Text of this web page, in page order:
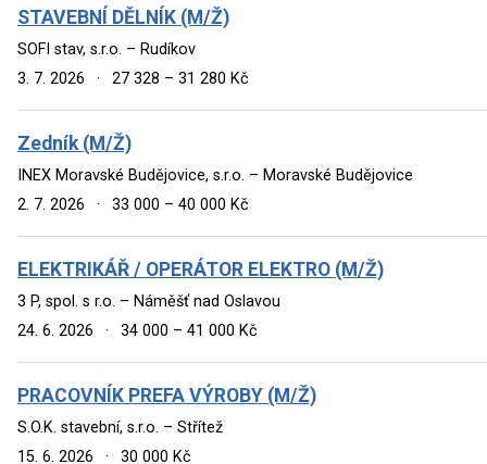
STAVEBNÍ DĚLNÍK (M/Ž)
SOFI stav, s.r.o. – Rudíkov
3. 7. 2026
· 27 328 – 31 280 Kč
Zedník (M/Ž)
INEX Moravské Budějovice, s.r.o. – Moravské Budějovice
2. 7. 2026
· 33 000 – 40 000 Kč
ELEKTRIKÁŘ / OPERÁTOR ELEKTRO (M/Ž)
3 P, spol. s r.o. – Náměšť nad Oslavou
24. 6. 2026
· 34 000 – 41 000 Kč
PRACOVNÍK PREFA VÝROBY (M/Ž)
S.O.K. stavební, s.r.o. – Střítež
15. 6. 2026
· 30 000 Kč